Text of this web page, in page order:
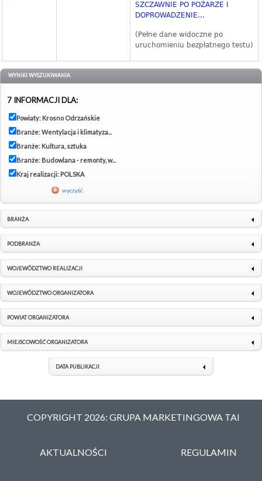
SZCZAWNIE PO POŻARZE I
DOPROWADZENIE...
(Pełne dane widoczne po
uruchomieniu bezpłatnego testu)
WYNIKI WYSZUKIWANIA
7 INFORMACJI DLA:
Powiaty: Krosno Odrzańskie
Branże: Wentylacja i klimatyza...
Branże: Kultura, sztuka
Branże: Budowlana - remonty, w...
Kraj realizacji: POLSKA
wyczyść
BRANŻA
PODBRANŻA
WOJEWÓDZTWO REALIZACJI
WOJEWÓDZTWO ORGANIZATORA
POWIAT ORGANIZATORA
MIEJSCOWOŚĆ ORGANIZATORA
DATA PUBLIKACJI
COPYRIGHT 2026: GRUPA MARKETINGOWA TAI
AKTUALNOŚCI REGULAMIN